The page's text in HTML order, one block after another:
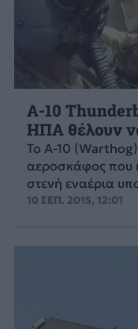
Α-10
ΗΠΑ θέλουν
Το A-10 (Warthog)
αεροσκάφος που
στενή εναέρια
10 ΣΕΠ. 2015, 12:01